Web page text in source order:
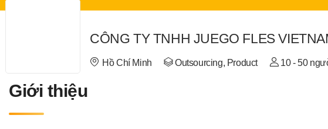
CÔNG TY TNHH JUEGO FLES
Hồ Chí Minh Outsourcing, Product 10 - 50
Giới thiệu